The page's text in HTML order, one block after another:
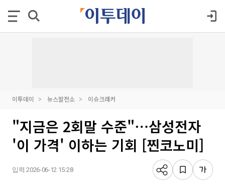
이투데이 뉴스발전소 이슈크래커
"지금은 2회말 수준"⋯삼성전자
'이 가격' 이하는 기회 [찐코노미]
입력 2026-06-12 15:28